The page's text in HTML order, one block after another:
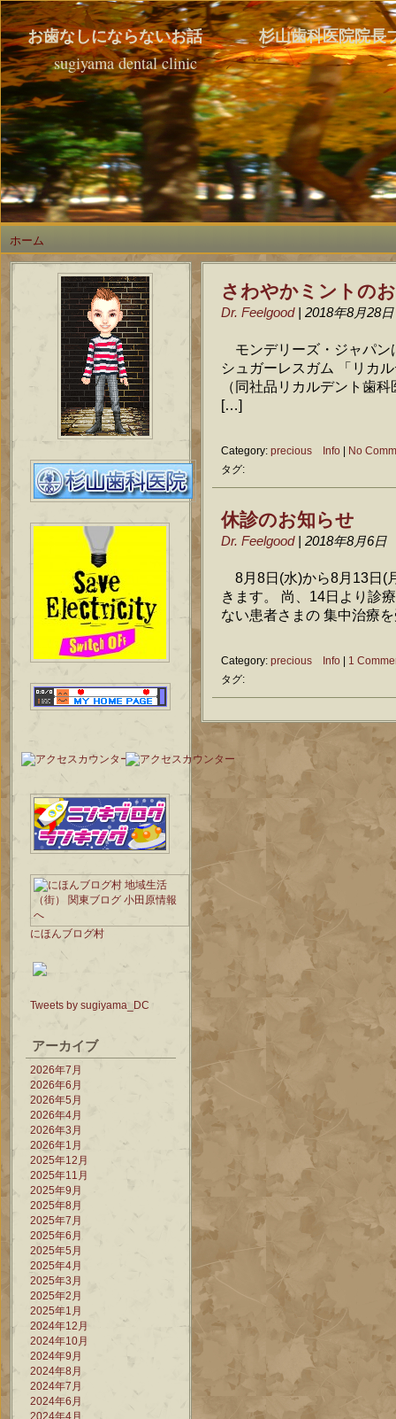
お歯なしにならないお話 杉山歯科医院院長
sugiyama dental clinic
ホーム
にほんブログ村
Tweets by sugiyama_DC
アーカイブ
2026年7月
2026年6月
2026年5月
2026年4月
2026年3月
2026年1月
2025年12月
2025年11月
2025年9月
2025年8月
2025年7月
2025年6月
2025年5月
2025年4月
2025年3月
2025年2月
2025年1月
2024年12月
2024年10月
2024年9月
2024年8月
2024年7月
2024年6月
2024年4月
さわやかミントの
Dr. Feelgood| 2018年8月28日
モンデリーズ・ジャパン
シュガーレスガム 「リカ
（同社品リカルデント歯
[…]
Category: precious Info | No
タグ:
休診のお知らせ
Dr. Feelgood| 2018年8月6日
8月8日(水)から8月13日(
きます。 尚、14日より診
ない患者さまの 集中治療
Category: precious Info | 1
タグ: